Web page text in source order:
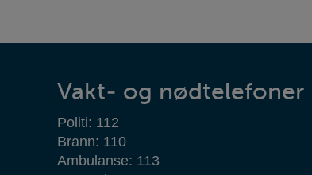
Vakt- og nødtelefoner
Politi: 112
Brann: 110
Ambulanse: 113